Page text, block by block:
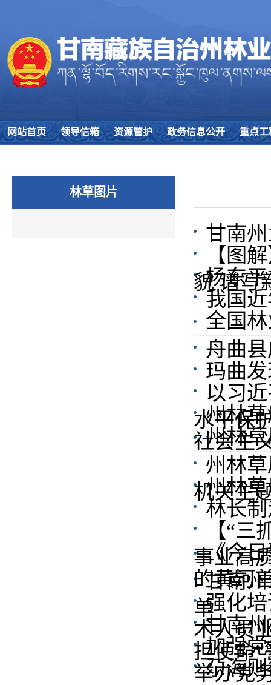
网站首页 领导信箱 资源管护 政务信息公开 重点工
林草图片
甘南
【图
貌 谱写
杨东
我国
全国
舟曲
玛曲
以习
水平保
州林
社会主
州林
州林
机关主
州林
林长
【“
事业高
《今
的黄河
甘南
单强化
术人员
甘南
担使命
加强
举办党
尕海